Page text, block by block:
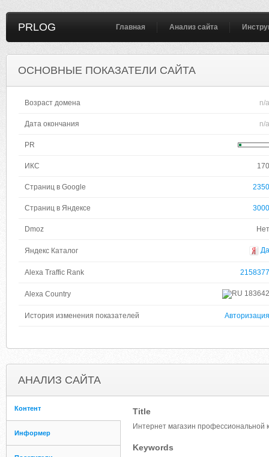
PRLOG Главная Анализ сайта
ОСНОВНЫЕ ПОКАЗАТЕЛИ САЙТА
Возраст домена n/a
Дата окончания n/a
PR
ИКС 170
Страниц в Google 2350
Страниц в Яндексе 3000
Dmoz Нет
Яндекс Каталог Да
Alexa Traffic Rank 2158377
Alexa Country 183642
История изменения показателей Авторизация
АНАЛИЗ САЙТА
Контент
Информер
Title
Интернет магазин профессиональной
Keywords